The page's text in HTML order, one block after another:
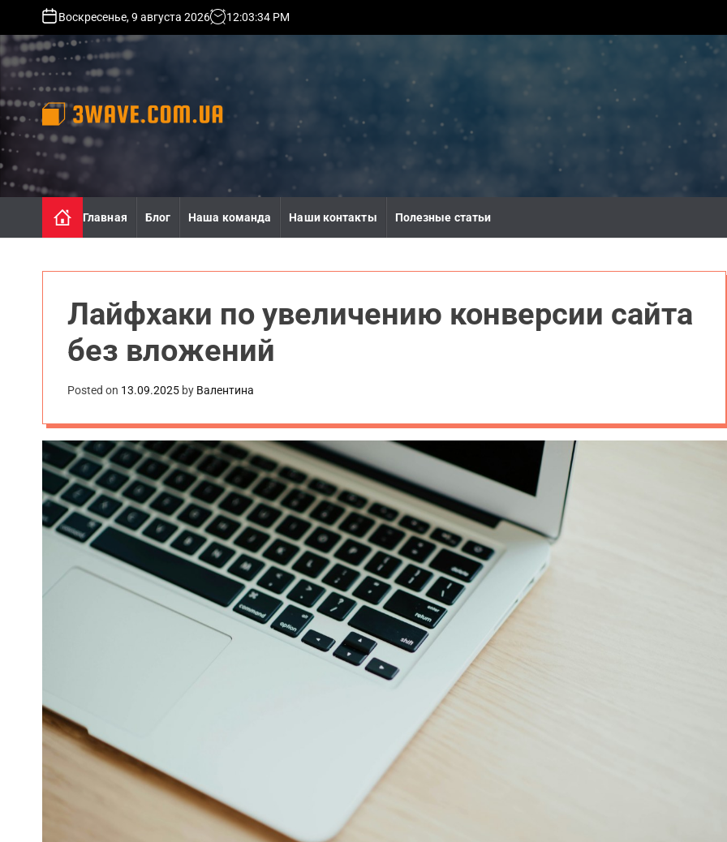
p
o
o
n
t
e
Воскресенье, 9 августа 2026 12:03:36 PM
3
w
a
v
c
Главная Блог Наша команда Наши контакты Полезные статьи
Лайфхаки по увеличению конверсии сайта
без вложений
Posted on 13.09.2025 by Валентина